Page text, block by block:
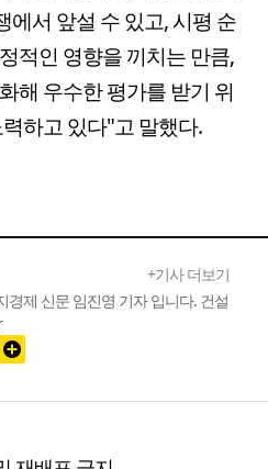
에서 앞설 수 있고, 시평 순
적인 영향을 끼치는 만큼,
해 우수한 평가를 받기 위
하고 있다"고 말했다.
+기사 더보기
경제 신문 임진영 기자 입니다. 건설